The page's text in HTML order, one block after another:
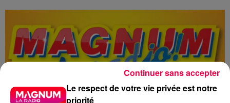
Le respect de votre vie privée est notre
priorité
Continuer sans accepter